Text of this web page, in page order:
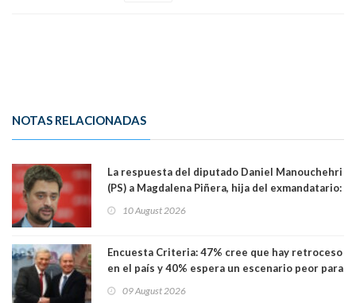
NOTAS RELACIONADAS
La respuesta del diputado Daniel Manouchehri
(PS) a Magdalena Piñera, hija del exmandatario:
creían intocables"
10 August 2026
Encuesta Criteria: 47% cree que hay retroceso
en el país y 40% espera un escenario peor para
09 August 2026